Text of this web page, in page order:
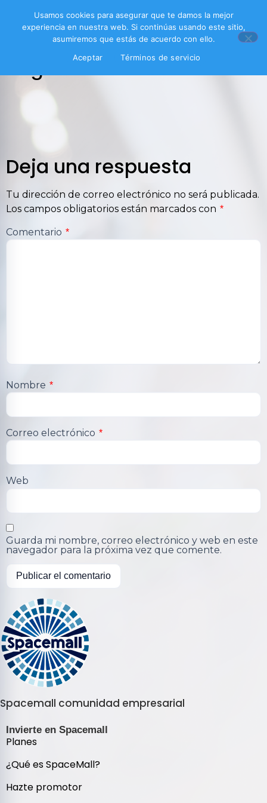
Deja una respuesta
Tu dirección de correo electrónico no será publicada.
Los campos obligatorios están marcados con *
Comentario *
Nombre *
Correo electrónico *
Web
Guarda mi nombre, correo electrónico y web en este
navegador para la próxima vez que comente.
Spacemall comunidad empresarial
Invierte en Spacemall
Planes
¿Qué es SpaceMall?
Hazte promotor
Usamos cookies para asegurar que te damos la mejor
experiencia en nuestra web. Si continúas usando este sitio,
asumiremos que estás de acuerdo con ello.
Aceptar
Términos de servicio